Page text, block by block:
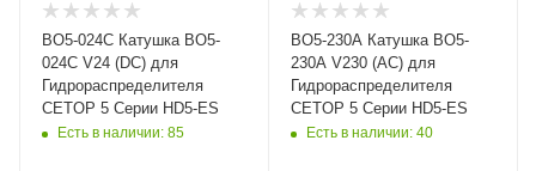
BO5-024C Катушка BO5-
024C V24 (DC) для
Гидрораспределителя
CETOP 5 Серии HD5-ES
Есть в наличии: 85
BO5-230A Катушка BO5-
230A V230 (AC) для
Гидрораспределителя
CETOP 5 Серии HD5-ES
Есть в наличии: 40